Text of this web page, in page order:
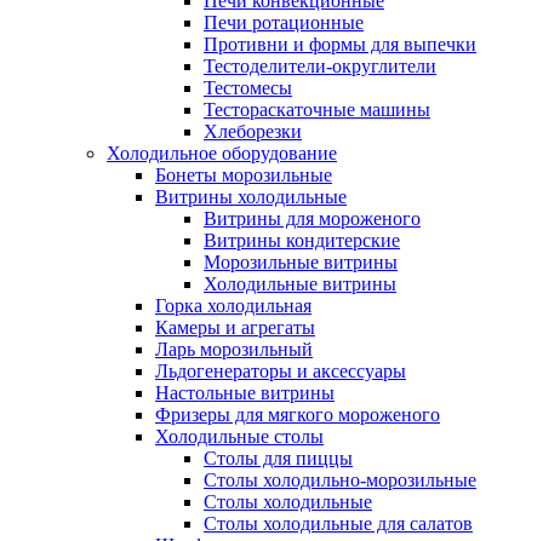
Печи ротационные
Противни и формы для выпечки
Тестоделители-округлители
Тестомесы
Тестораскаточные машины
Хлеборезки
Холодильное оборудование
Бонеты морозильные
Витрины холодильные
Витрины для мороженого
Витрины кондитерские
Морозильные витрины
Холодильные витрины
Горка холодильная
Камеры и агрегаты
Ларь морозильный
Льдогенераторы и аксессуары
Настольные витрины
Фризеры для мягкого мороженого
Холодильные столы
Столы для пиццы
Столы холодильно-морозильные
Столы холодильные
Столы холодильные для салатов